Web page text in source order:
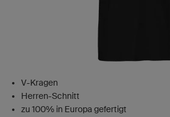
V-Kragen
Herren-Schnitt
zu 100% in Europa gefertigt